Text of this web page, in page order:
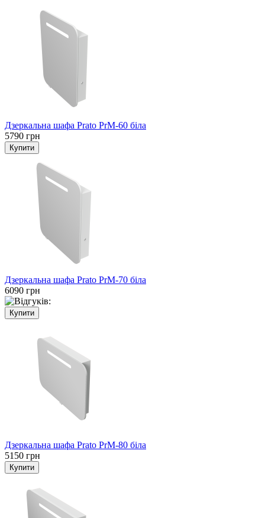
Дзеркальна шафа Prato PrM-60 біла
5790 грн
Дзеркальна шафа Prato PrM-70 біла
6090 грн
Дзеркальна шафа Prato PrM-80 біла
5150 грн